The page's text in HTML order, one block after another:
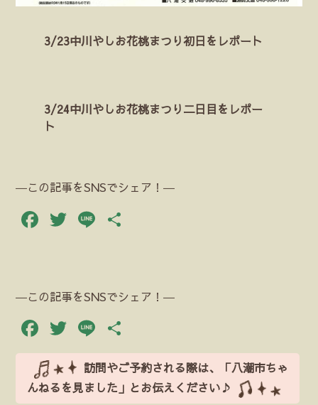
3/23中川やしお花桃まつり初日をレポート
3/24中川やしお花桃まつり二日目をレポー
ト
―この記事をSNSでシェア！―
Facebook
Twitter
Line
―この記事をSNSでシェア！―
Facebook
Twitter
Line
有
訪問やご予約される際は、「八潮市ちゃ
んねるを見ました」とお伝えください♪